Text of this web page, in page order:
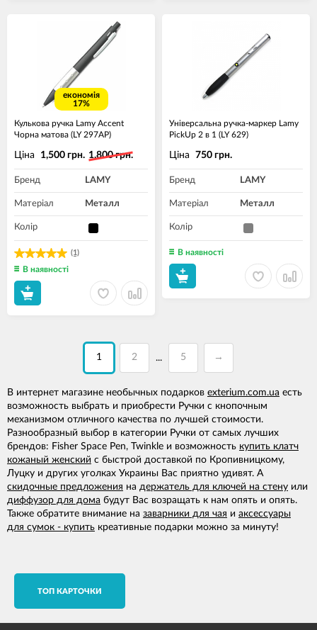
економія
17%
Кулькова ручка Lamy Accent
Чорна матова (LY 297АР)
(1)
Ціна 1,500 грн. 1,800 грн.
Бренд LAMY
Матеріал Металл
Колір
В наявності
Універсальна ручка-маркер Lamy
PickUp 2 в 1 (LY 629)
Ціна 750 грн.
Бренд LAMY
Матеріал Металл
Колір
В наявності
1 2 ... 5 →
В интернет магазине необычных подарков exterium.com.ua есть
возможность выбрать и приобрести Ручки с кнопочным
механизмом отличного качества по лучшей стоимости.
Разнообразный выбор в категории Ручки от самых лучших
брендов: Fisher Space Pen, Twinkle и возможность купить клатч
кожаный женский с быстрой доставкой по Кропивницкому,
Луцку и других уголках Украины Вас приятно удивят. А
скидочные предложения на держатель для ключей на стену или
диффузор для дома будут Вас возращать к нам опять и опять.
Также обратите внимание на заварники для чая и аксессуары
для сумок - купить креативные подарки можно за минуту!
TОП КАРТОЧКИ